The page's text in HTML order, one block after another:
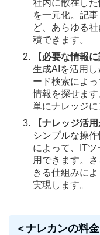
社内に散在し
を一元化。記
ど、あらゆる
積できます。
【必要な情報
生成AIを活用
ード検索によ
情報を探せま
単にナレッジに
【ナレッジ活
シンプルな操
によって、IT
用できます。
きる仕組みに
実現します。
＜ナレカンの料